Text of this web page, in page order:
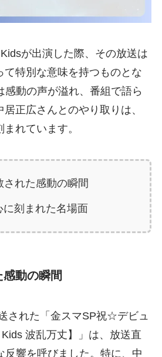
が出演した際、その放送は
て特別な意味を持つものとな
感動の声が溢れ、番組で語ら
正広さんとのやり取りは、
れています。
された感動の瞬間
に刻まれた名場面
動の瞬間
された「金スマSP祝☆デビュ
波乱万丈】」は、放送直
反響を呼びました。特に、中